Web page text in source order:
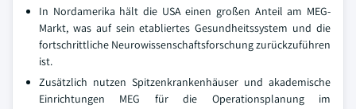
In Nordamerika hält die USA einen großen Anteil am MEG-
Markt, was auf sein etabliertes Gesundheitssystem und die
fortschrittliche Neurowissenschaftsforschung zurückzuführen
ist.
Zusätzlich nutzen Spitzenkrankenhäuser und akademische
Einrichtungen MEG für die Operationsplanung im